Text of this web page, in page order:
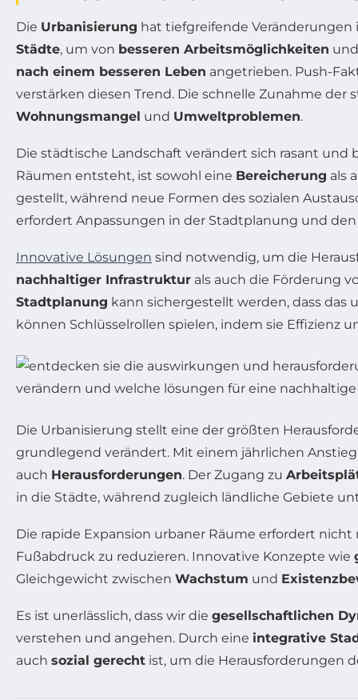
Die Urbanisierung hat tiefgreifende
Städte, um von besseren Arbeitsmöglichkeiten
nach einem besseren Leben angetrieben. Push-
verstärken diesen Trend. Die schnelle Zunahme
Wohnungsmangel und Umweltproblemen.
Die städtische Landschaft verändert sich rasant
Räumen entsteht, ist sowohl eine Bereicherung als
gestellt, während neue Formen des sozialen
erfordert Anpassungen in der Stadtplanung und
Innovative Lösungen sind notwendig, um die
nachhaltiger Infrastruktur als auch die Förderung
Stadtplanung kann sichergestellt werden, dass
können Schlüsselrollen spielen, indem sie Effizienz
Die Urbanisierung stellt eine der größten
grundlegend verändert. Mit einem jährlichen
auch Herausforderungen. Der Zugang zu
in die Städte, während zugleich ländliche Gebiete
Die rapide Expansion urbaner Räume erfordert
Fußabdruck zu reduzieren. Innovative Konzepte wie
Gleichgewicht zwischen Wachstum und
Es ist unerlässlich, dass wir die gesellschaftlichen
verstehen und angehen. Durch eine integrative
auch sozial gerecht ist, um die Herausforderungen